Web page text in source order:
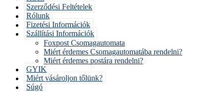
Szerződési Feltételek
Rólunk
Fizetési Információk
Szállítási Információk
Foxpost Csomagautomata
Miért érdemes Csomagautomatába rendelni?
Miért érdemes postára rendelni?
GYIK
Miért vásároljon tőlünk?
Súgó